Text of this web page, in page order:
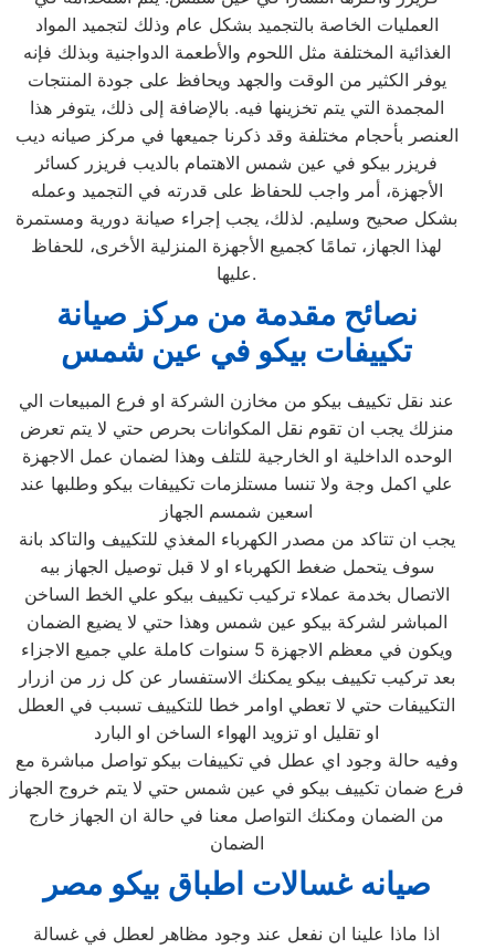
العمليات الخاصة بالتجميد بشكل عام وذلك لتجميد المواد
الغذائية المختلفة مثل اللحوم والأطعمة الدواجنية وبذلك فإنه
يوفر الكثير من الوقت والجهد ويحافظ على جودة المنتجات
المجمدة التي يتم تخزينها فيه. بالإضافة إلى ذلك، يتوفر هذا
العنصر بأحجام مختلفة وقد ذكرنا جميعها في مركز صيانه ديب
فريزر بيكو في عين شمس الاهتمام بالديب فريزر كسائر
الأجهزة، أمر واجب للحفاظ على قدرته في التجميد وعمله
بشكل صحيح وسليم. لذلك، يجب إجراء صيانة دورية ومستمرة
لهذا الجهاز، تمامًا كجميع الأجهزة المنزلية الأخرى، للحفاظ
عليها.
نصائح مقدمة من مركز صيانة
تكييفات بيكو في عين شمس
عند نقل تكييف بيكو من مخازن الشركة او فرع المبيعات الي
منزلك يجب ان تقوم نقل المكوانات بحرص حتي لا يتم تعرض
الوحده الداخلية او الخارجية للتلف وهذا لضمان عمل الاجهزة
علي اكمل وجة ولا تنسا مستلزمات تكييفات بيكو وطلبها عند
اسعين شمسم الجهاز
يجب ان تتاكد من مصدر الكهرباء المغذي للتكييف والتاكد بانة
سوف يتحمل ضغط الكهرباء او لا قبل توصيل الجهاز بيه
الاتصال بخدمة عملاء تركيب تكييف بيكو علي الخط الساخن
المباشر لشركة بيكو عين شمس وهذا حتي لا يضيع الضمان
ويكون في معظم الاجهزة 5 سنوات كاملة علي جميع الاجزاء
بعد تركيب تكييف بيكو يمكنك الاستفسار عن كل زر من ازرار
التكييفات حتي لا تعطي اوامر خطا للتكييف تسبب في العطل
او تقليل او تزويد الهواء الساخن او البارد
وفيه حالة وجود اي عطل في تكييفات بيكو تواصل مباشرة مع
فرع ضمان تكييف بيكو في عين شمس حتي لا يتم خروج الجهاز
من الضمان ومكنك التواصل معنا في حالة ان الجهاز خارج
الضمان
صيانه غسالات اطباق بيكو مصر
اذا ماذا علينا ان نفعل عند وجود مظاهر لعطل في غسالة